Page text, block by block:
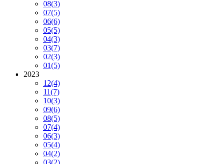
08(3)
07(5)
06(6)
05(5)
04(3)
03(7)
02(3)
01(5)
2023
12(4)
11(7)
10(3)
09(6)
08(5)
07(4)
06(3)
05(4)
04(2)
03(2)